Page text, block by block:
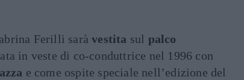
Ferilli saràvestita sul palco
in veste di co-conduttrice nel 1996 con
e come ospite speciale nell’edizione del